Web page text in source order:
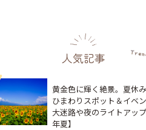
人気記事
黄金色に輝く絶景。夏休
ひまわりスポット＆イベ
大迷路や夜のライトアッ
年夏】